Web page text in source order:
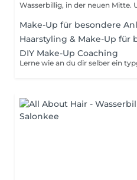
Make-Up für besondere
Haarstyling & Make-Up für
DIY Make-Up Coaching